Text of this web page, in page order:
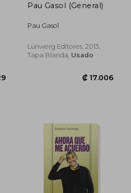
Pau Gasol (General)
Pau Gasol
Lunwerg Editores, 2013,
Tapa Blanda, Usado